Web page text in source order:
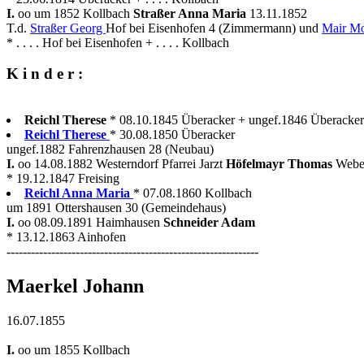
I. oo um 1852 Kollbach Straßer Anna Maria 13.11.1852
T.d. Straßer Georg Hof bei Eisenhofen 4 (Zimmermann) und Mair
* . . . . Hof bei Eisenhofen + . . . . Kollbach
K i n d e r :
Reichl Therese * 08.10.1845 Überacker + ungef.1846 Überacker
Reichl Therese * 30.08.1850 Überacker
ungef.1882 Fahrenzhausen 28 (Neubau)
I. oo 14.08.1882 Westerndorf Pfarrei Jarzt Höfelmayr Thomas
* 19.12.1847 Freising
Reichl Anna Maria * 07.08.1860 Kollbach
um 1891 Ottershausen 30 (Gemeindehaus)
I. oo 08.09.1891 Haimhausen Schneider Adam
* 13.12.1863 Ainhofen
--------------------------------------------------------------
Maerkel Johann
16.07.1855
I. oo um 1855 Kollbach